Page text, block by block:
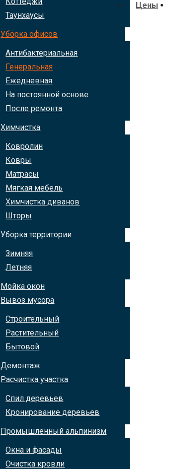
Таунхаусы
Уборка офисов
Антибактериальная
Генеральная
Ежедневная
На постоянной основе
После ремонта
Химчистка
Ковролин
Ковры
Матрасы
Мягкая мебель
Химчистка диванов
Шторы
Уборка территории
Зимняя
Летняя
Мойка окон
Вывоз мусора
Строительный
Растительный
Бытовой
Демонтаж
Расчистка участка
Спил деревьев
Кронирование деревьев
Промышленный альпинизм
Окна и фасады
Очистка кровли
Цены